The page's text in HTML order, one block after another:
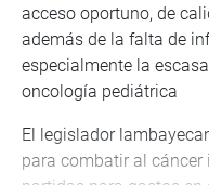
acceso oportuno, de
además de la falta de
especialmente la
oncología pediátrica
El legislador
para combatir al cáncer